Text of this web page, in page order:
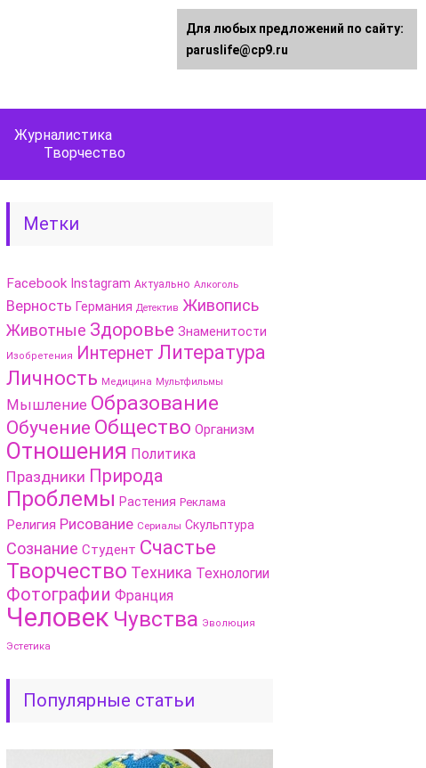
Журналистика
Творчество
Метки
Facebook Instagram Актуально Алкоголь
Верность Германия Детектив Живопись
Животные Здоровье Знаменитости
Изобретения Интернет Литература
Личность Медицина Мультфильмы
Мышление Образование
Обучение Общество Организм
Отношения Политика
Праздники Природа
Проблемы Растения Реклама
Религия Рисование Сериалы Скульптура
Сознание Студент Счастье
Творчество Техника Технологии
Фотографии Франция
Человек Чувства Эволюция
Эстетика
Популярные статьи
Для любых предложений по сайту:
paruslife@cp9.ru